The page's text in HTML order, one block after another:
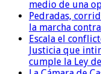
medio de una
Pedradas,
la marcha
Escala el
Justicia que
cumple la Ley